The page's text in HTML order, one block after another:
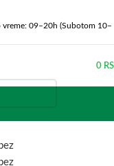
vreme: 09–20h (Subotom 10–
0